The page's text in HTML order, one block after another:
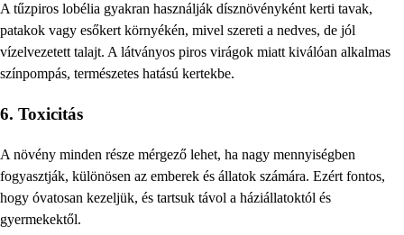
A tűzpiros lobélia gyakran használják dísznövényként kerti tavak,
patakok vagy esőkert környékén, mivel szereti a nedves, de jól
vízelvezetett talajt. A látványos piros virágok miatt kiválóan alkalmas
színpompás, természetes hatású kertekbe.
6. Toxicitás
A növény minden része mérgező lehet, ha nagy mennyiségben
fogyasztják, különösen az emberek és állatok számára. Ezért fontos,
hogy óvatosan kezeljük, és tartsuk távol a háziállatoktól és
gyermekektől.